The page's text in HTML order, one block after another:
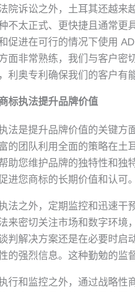
院诉讼之外，土耳其还越来
不太正式、更快捷且通常更
促进在可行的情况下使用
面非常熟练，我们与客户密
利奥专利确保我们的客户有
标执法提升品牌价值
法是提升品牌价值的关键方
的团队利用全面的策略在土
助您维护品牌的独特性和独
进您商标的长期价值和认可。
法之外，定期监控和迅速干
来密切关注市场和数字环境
判解决方案还是在必要时启
的强烈信息。这种勤勉的监
行和监控之外，通过战略性